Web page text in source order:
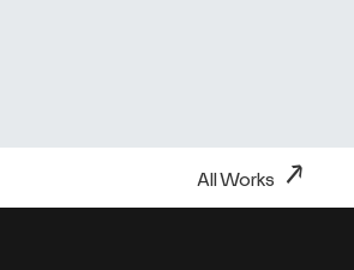
利用規約プライバシーポリシー
All Works→